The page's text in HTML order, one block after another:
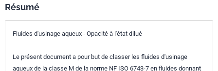
75.100
classement
Numéro de tirage 1 - octobre 1993
Résumé
Fluides d'usinage aqueux - Opacité à l'état dilué
Le présent document a pour but de classer les fluides d'usinage
aqueux de la classe M de la norme NF ISO 6743-7 en fluides donnant